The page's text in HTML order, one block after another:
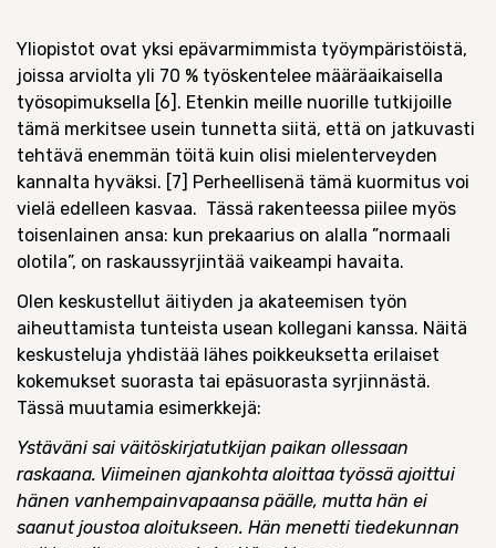
Yliopistot ovat yksi epävarmimmista työympäristöistä,
joissa arviolta yli 70 % työskentelee määräaikaisella
työsopimuksella [6]. Etenkin meille nuorille tutkijoille
tämä merkitsee usein tunnetta siitä, että on jatkuvasti
tehtävä enemmän töitä kuin olisi mielenterveyden
kannalta hyväksi. [7] Perheellisenä tämä kuormitus voi
vielä edelleen kasvaa. Tässä rakenteessa piilee myös
toisenlainen ansa: kun prekaarius on alalla ”normaali
olotila”, on raskaussyrjintää vaikeampi havaita.
Olen keskustellut äitiyden ja akateemisen työn
aiheuttamista tunteista usean kollegani kanssa. Näitä
keskusteluja yhdistää lähes poikkeuksetta erilaiset
kokemukset suorasta tai epäsuorasta syrjinnästä.
Tässä muutamia esimerkkejä:
Ystäväni sai väitöskirjatutkijan paikan ollessaan
raskaana. Viimeinen ajankohta aloittaa työssä ajoittui
hänen vanhempainvapaansa päälle, mutta hän ei
saanut joustoa aloitukseen. Hän menetti tiedekunnan